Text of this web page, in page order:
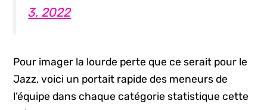
3, 2022
Pour imager la lourde perte que ce serait pour le
Jazz, voici un portait rapide des meneurs de
l’équipe dans chaque catégorie statistique cette